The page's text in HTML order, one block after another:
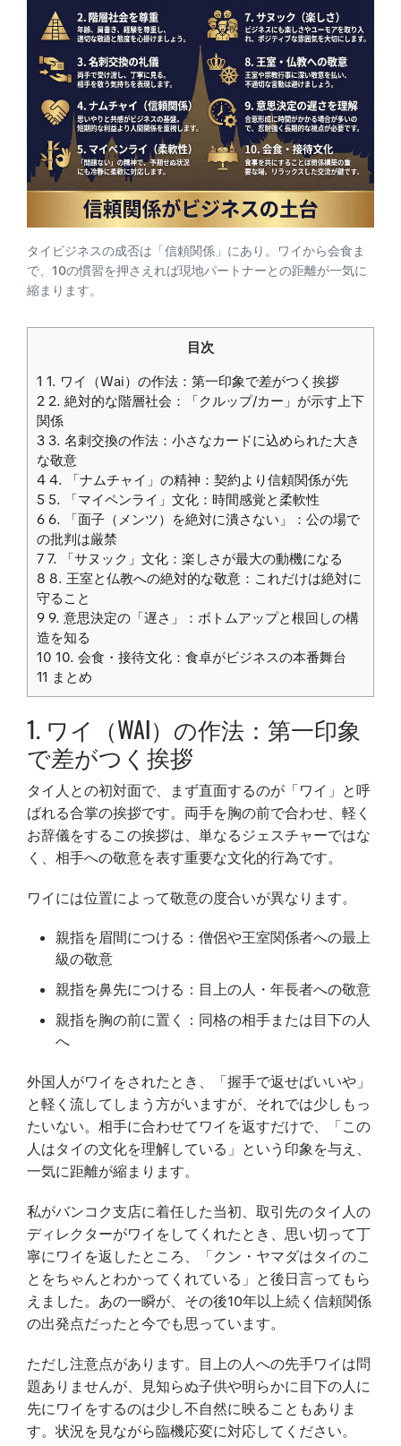
タイビジネスの成否は「信頼関係」にあり。ワイから会食ま
で、10の慣習を押さえれば現地パートナーとの距離が一気に
縮まります。
目次
1 1. ワイ（Wai）の作法：第一印象で差がつく挨拶
2 2. 絶対的な階層社会：「クルップ/カー」が示す上下
関係
3 3. 名刺交換の作法：小さなカードに込められた大き
な敬意
4 4. 「ナムチャイ」の精神：契約より信頼関係が先
5 5. 「マイペンライ」文化：時間感覚と柔軟性
6 6. 「面子（メンツ）を絶対に潰さない」：公の場で
の批判は厳禁
7 7. 「サヌック」文化：楽しさが最大の動機になる
8 8. 王室と仏教への絶対的な敬意：これだけは絶対に
守ること
9 9. 意思決定の「遅さ」：ボトムアップと根回しの構
造を知る
10 10. 会食・接待文化：食卓がビジネスの本番舞台
11 まとめ
1. ワイ（WAI）の作法：第一印象
で差がつく挨拶
タイ人との初対面で、まず直面するのが「ワイ」と呼
ばれる合掌の挨拶です。両手を胸の前で合わせ、軽く
お辞儀をするこの挨拶は、単なるジェスチャーではな
く、相手への敬意を表す重要な文化的行為です。
ワイには位置によって敬意の度合いが異なります。
親指を眉間につける：僧侶や王室関係者への最上
級の敬意
親指を鼻先につける：目上の人・年長者への敬意
親指を胸の前に置く：同格の相手または目下の人
へ
外国人がワイをされたとき、「握手で返せばいいや」
と軽く流してしまう方がいますが、それでは少しもっ
たいない。相手に合わせてワイを返すだけで、「この
人はタイの文化を理解している」という印象を与え、
一気に距離が縮まります。
私がバンコク支店に着任した当初、取引先のタイ人の
ディレクターがワイをしてくれたとき、思い切って丁
寧にワイを返したところ、「クン・ヤマダはタイのこ
とをちゃんとわかってくれている」と後日言ってもら
えました。あの一瞬が、その後10年以上続く信頼関係
の出発点だったと今でも思っています。
ただし注意点があります。目上の人への先手ワイは問
題ありませんが、見知らぬ子供や明らかに目下の人に
先にワイをするのは少し不自然に映ることもありま
す。状況を見ながら臨機応変に対応してください。